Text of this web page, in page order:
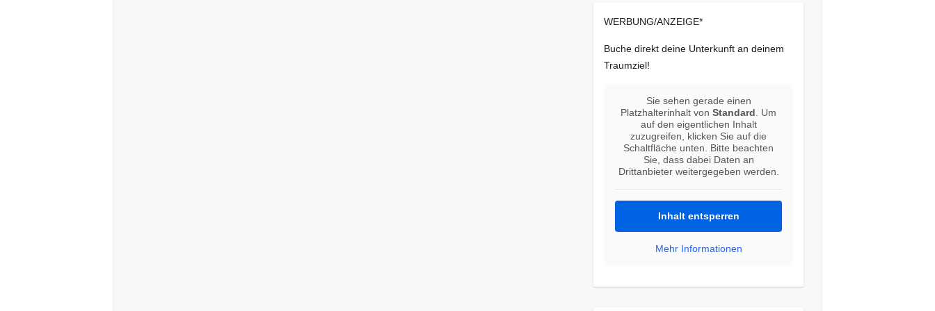
WERBUNG/ANZEIGE*
Buche direkt deine Unterkunft an deinem
Traumziel!
Sie sehen gerade einen
Platzhalterinhalt vonStandard . Um
auf den eigentlichen Inhalt
zuzugreifen, klicken Sie auf die
Schaltfläche unten. Bitte beachten
Sie, dass dabei Daten an
Drittanbieter weitergegeben werden.
Inhalt entsperren
Mehr Informationen